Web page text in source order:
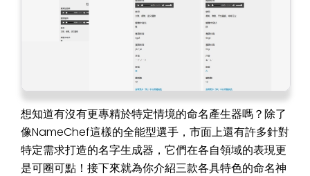
想知道有沒有更專精於特定情境的命名產生器嗎？除了
像NameChef這樣的全能型選手，市面上還有許多針對
特定需求打造的名字生成器，它們在各自領域的表現更
是可圈可點！接下來就為你介紹三款各具特色的命名神